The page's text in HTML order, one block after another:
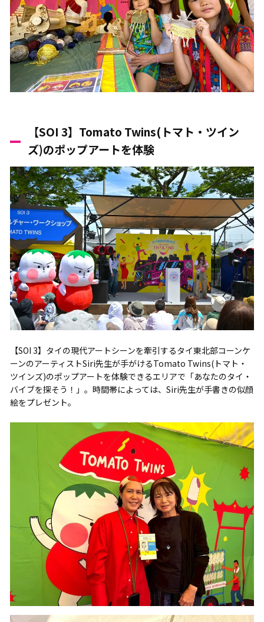
【SOI 3】Tomato Twins(トマト・ツイン
ズ)のポップアートを体験
【SOI 3】タイの現代アートシーンを牽引するタイ東北部コーンケ
ーンのアーティストSiri先生が手がけるTomato Twins(トマト・
ツインズ)のポップアートを体験できるエリアで「あなたのタイ・
バイブを探そう！」。時間帯によっては、Siri先生が手書きの似顔
絵をプレゼント。